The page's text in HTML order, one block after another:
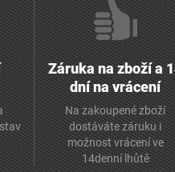
Záruka na zboží a
dní na vrácení
Na zakoupené zboží
dostáváte záruku i
možnost vrácení ve
14denní lhůtě